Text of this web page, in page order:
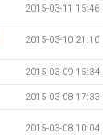
2015-03-11 15:46
2015-03-10 21:10
2015-03-09 15:34
2015-03-08 17:33
2015-03-08 10:04